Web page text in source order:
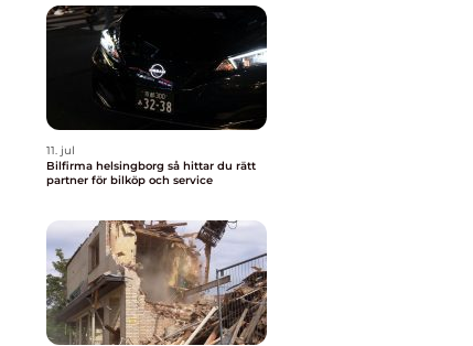
11. jul
Bilfirma helsingborg så hittar du rätt
partner för bilköp och service